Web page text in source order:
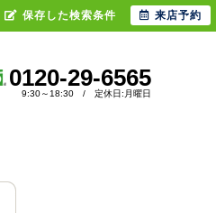
0120-29-6565
9:30～18:30 / 定休日:月曜日
保存した検索条件 来店予約